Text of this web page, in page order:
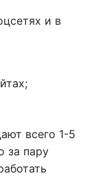
и в
всего 1-5
за пару